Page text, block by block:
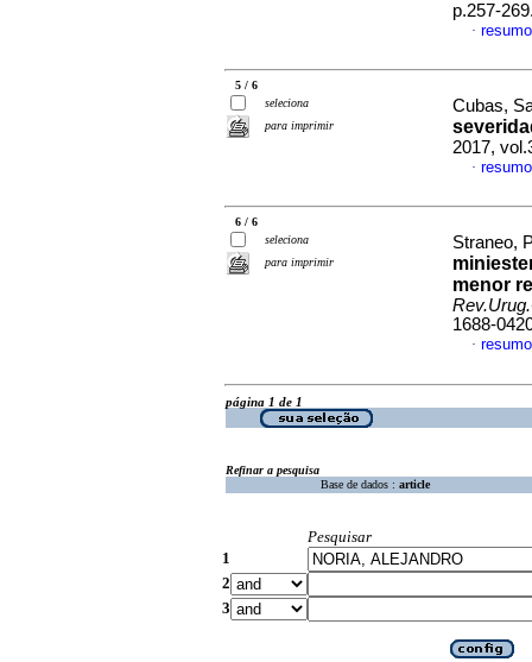
p.257-
·
5 / 6
seleciona
para imprimir
Cubas,
2017,
·
6 / 6
seleciona
para imprimir
Straneo,
menor
1688-
·
página 1 de 1
Refinar a pesquisa
Base de dados : article
Pesquisar
1
2
3